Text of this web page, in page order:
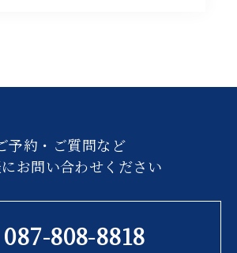
予約・ご質問など
お問い合わせください
087-808-8818